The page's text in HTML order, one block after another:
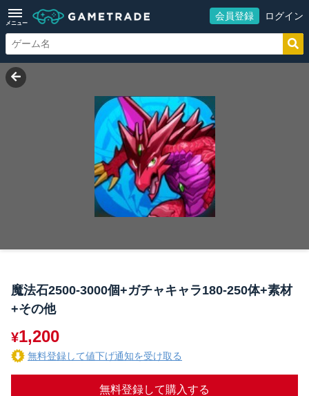
メニュー
会員登録 ログイン
魔法石2500-3000個+ガチャキャラ180-250体+素材
+その他
¥1,200
無料登録して値下げ通知を受け取る
無料登録して購入する